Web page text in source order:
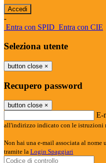
-
Entra con SPID Entra con CIE
Seleziona utente
button close ×
Recupero password
button close ×
E-
all'indirizzo indicato con le istruzioni
Non hai una e-mail associata al nome
tramite la Login Spaggiari